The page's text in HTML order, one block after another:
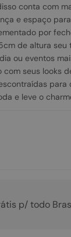
conta com
e espaço
por
de altura
ou eventos
com seus looks
para
e leve o
p/ todo